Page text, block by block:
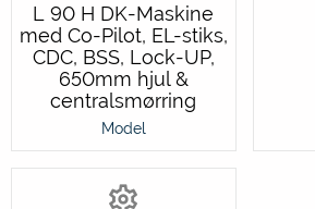
L 90 H DK-Maskine
med Co-Pilot, EL-stiks,
CDC, BSS, Lock-UP,
650mm hjul &
centralsmørring
Model